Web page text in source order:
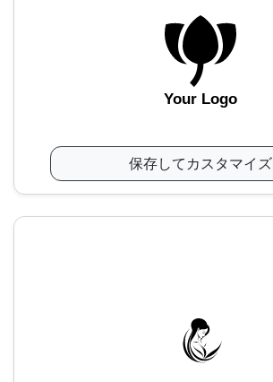
Your Logo
保存してカスタマイズ